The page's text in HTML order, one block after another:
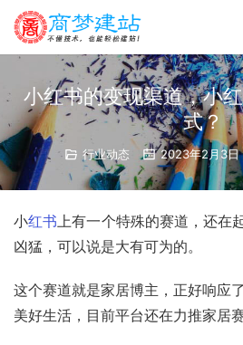
小红书的变现渠道，小
式？
行业动态 2023年2月3日
小红书上有一个特殊的赛道，还在
凶猛，可以说是大有可为的。
这个赛道就是家居博主，正好响应了
美好生活，目前平台还在力推家居赛